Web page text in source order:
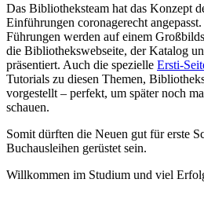
Das Bibliotheksteam hat das Konzept
Einführungen coronagerecht
Führungen werden auf einem
die Bibliothekswebseite, der Katalog
präsentiert. Auch die spezielle Ersti-
Tutorials zu diesen Themen,
vorgestellt – perfekt, um später noch
schauen.
Somit dürften die Neuen gut für erste
Buchausleihen gerüstet sein.
Willkommen im Studium und viel